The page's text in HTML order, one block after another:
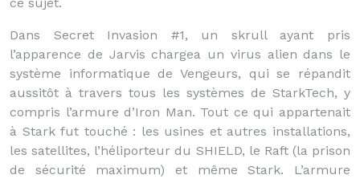
Dans Secret Invasion #1, un skrull ayant pris
l’apparence de Jarvis chargea un virus alien dans le
système informatique de Vengeurs, qui se répandit
aussitôt à travers tous les systèmes de StarkTech, y
compris l’armure d’Iron Man. Tout ce qui appartenait
à Stark fut touché : les usines et autres installations,
les satellites, l’héliporteur du SHIELD, le Raft (la prison
de sécurité maximum) et même Stark. L’armure